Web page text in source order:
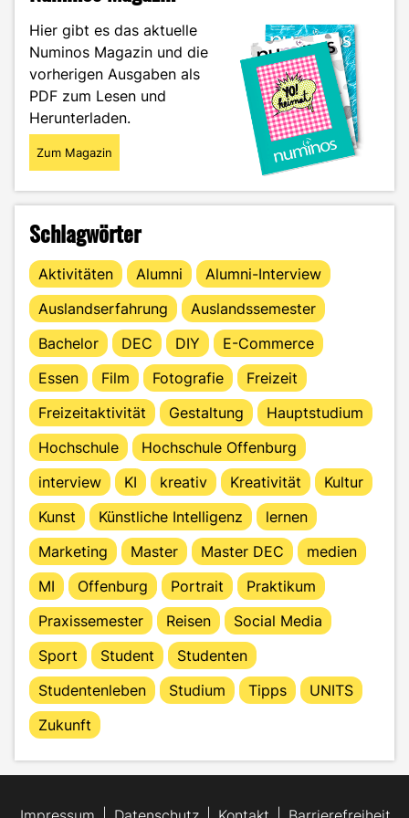
Hier gibt es das aktuelle
Numinos Magazin und die
vorherigen Ausgaben als
PDF zum Lesen und
Herunterladen.
Zum Magazin
Schlagwörter
Aktivitäten Alumni
Alumni-Interview
Auslandserfahrung
Auslandssemester
Bachelor
DEC DIY
E-Commerce
Essen
Film Fotografie
Freizeit
Freizeitaktivität
Gestaltung
Hauptstudium
Hochschule
Hochschule Offenburg
interview
KI kreativ Kreativität
Kultur
Kunst
Künstliche Intelligenz
lernen
Marketing
Master Master DEC
medien
MI
Offenburg Portrait
Praktikum
Praxissemester
Reisen
Social Media
Sport
Student
Studenten
Studentenleben
Studium Tipps
UNITS
Zukunft